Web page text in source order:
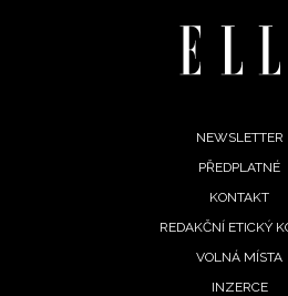
NEWSLETTER
PŘEDPLATNÉ
KONTAKT
REDAKČNÍ ETICKÝ
VOLNÁ MÍSTA
INZERCE